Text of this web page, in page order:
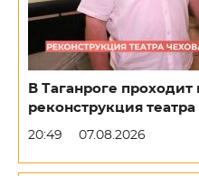
В Таганроге
реконструкция
20:49 07.08.2026